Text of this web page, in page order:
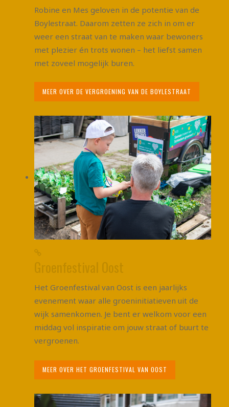
Robine en Mes geloven in de potentie van de
Boylestraat. Daarom zetten ze zich in om er
weer een straat van te maken waar bewoners
met plezier én trots wonen – het liefst samen
met zoveel mogelijk buren.
MEER OVER DE VERGROENING VAN DE BOYLESTRAAT
Groenfestival Oost
Het Groenfestival van Oost is een jaarlijks
evenement waar alle groeninitiatieven uit de
wijk samenkomen. Je bent er welkom voor een
middag vol inspiratie om jouw straat of buurt te
vergroenen.
MEER OVER HET GROENFESTIVAL VAN OOST